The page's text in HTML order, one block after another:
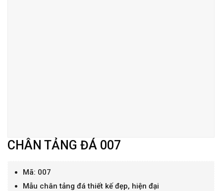
CHÂN TẢNG ĐÁ 007
Mã: 007
Mẫu chân tảng đá thiết kế đẹp, hiện đại